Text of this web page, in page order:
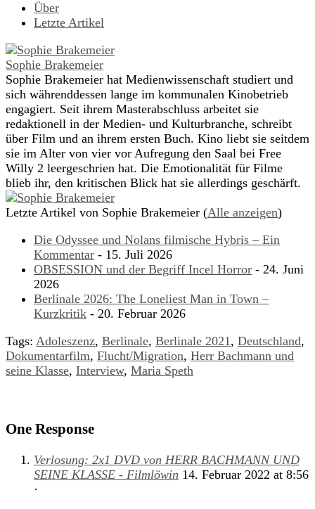
Über
Letzte Artikel
Sophie Brakemeier
Sophie Brakemeier hat Medienwissenschaft studiert und
sich währenddessen lange im kommunalen Kinobetrieb
engagiert. Seit ihrem Masterabschluss arbeitet sie
redaktionell in der Medien- und Kulturbranche, schreibt
über Film und an ihrem ersten Buch. Kino liebt sie seitdem
sie im Alter von vier vor Aufregung den Saal bei Free
Willy 2 leergeschrien hat. Die Emotionalität für Filme
blieb ihr, den kritischen Blick hat sie allerdings geschärft.
Letzte Artikel von Sophie Brakemeier (Alle anzeigen)
Die Odyssee und Nolans filmische Hybris – Ein
Kommentar - 15. Juli 2026
OBSESSION und der Begriff Incel Horror - 24. Juni
2026
Berlinale 2026: The Loneliest Man in Town –
Kurzkritik - 20. Februar 2026
Tags: Adoleszenz, Berlinale, Berlinale 2021, Deutschland,
Dokumentarfilm, Flucht/Migration, Herr Bachmann und
seine Klasse, Interview, Maria Speth
One Response
Verlosung: 2x1 DVD von HERR BACHMANN UND
SEINE KLASSE - Filmlöwin 14. Februar 2022 at 8:56
·